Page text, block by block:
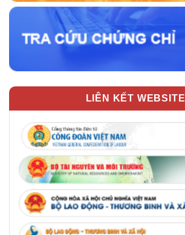
LIÊN KẾT WEBSITE